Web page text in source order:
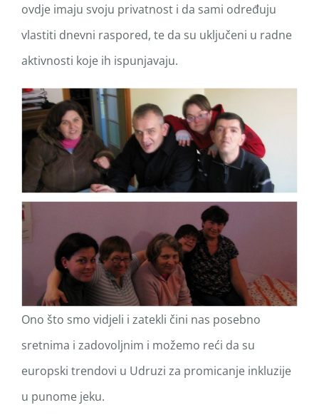
ovdje imaju svoju privatnost i da sami određuju
vlastiti dnevni raspored, te da su uključeni u radne
aktivnosti koje ih ispunjavaju.
Ono što smo vidjeli i zatekli čini nas posebno
sretnima i zadovoljnim i možemo reći da su
europski trendovi u Udruzi za promicanje inkluzije
u punome jeku.